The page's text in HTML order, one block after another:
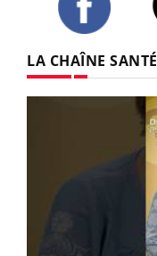
LA CHAÎNE SANTÉ